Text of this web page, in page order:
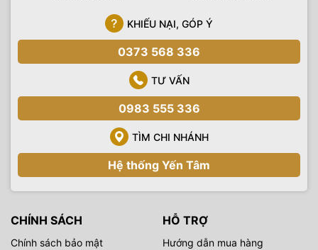
KHIẾU NẠI, GÓP Ý
0373 568 336
TƯ VẤN
0983 555 336
TÌM CHI NHÁNH
Hệ thống Yến Tâm
CHÍNH SÁCH
Chính sách bảo mật
HỖ TRỢ
Hướng dẫn mua hàng